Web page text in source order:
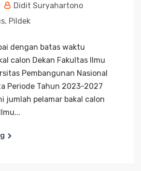
Didit Suryahartono
, Pildek
dengan batas waktu
calon Dekan Fakultas Ilmu
Pembangunan Nasional
Periode Tahun 2023-2027
jumlah pelamar bakal calon